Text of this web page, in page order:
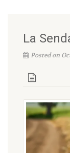
La
Posted on